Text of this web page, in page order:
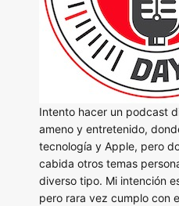
Intento hacer un podcast
ameno y entretenido,
tecnología y Apple, pero
cabida otros temas
diverso tipo. Mi intención
pero rara vez cumplo con